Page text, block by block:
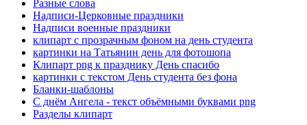
Разные слова
Надписи-Церковные праздники
Надписи военные праздники
клипарт с прозрачным фоном на день студента
картинки на Татьянин день для фотошопа
Клипарт png к празднику День спасибо
картинки с текстом День студента без фона
Бланки-шаблоны
С днём Ангела - текст объёмными буквами png
Разделы клипарт